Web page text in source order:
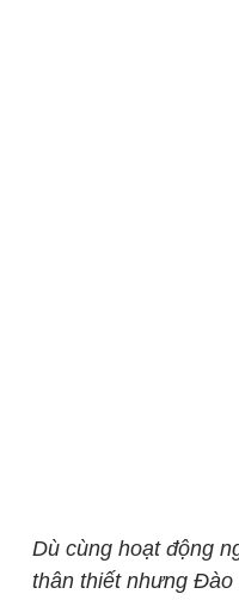
Dù cùng hoạt động
thân thiết nhưng Đào